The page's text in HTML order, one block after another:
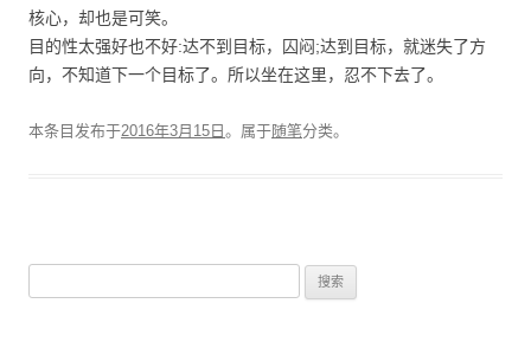
核心，却也是可笑。
目的性太强好也不好:达不到目标，囚闷;达到目标，就迷失了方
向，不知道下一个目标了。所以坐在这里，忍不下去了。
本条目发布于2016年3月15日 。属于随笔分类。